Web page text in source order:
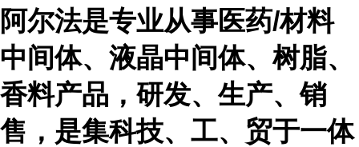
阿尔法是专业从事医药/材料
中间体、液晶中间体、树脂、
香料产品，研发、生产、销
售，是集科技、工、贸于一体